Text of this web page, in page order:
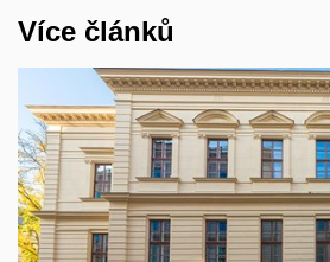
Více článků